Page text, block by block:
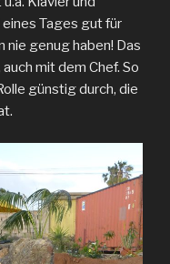
Tages gut für
nie genug haben! Das
mit dem Chef. So
günstig durch, die